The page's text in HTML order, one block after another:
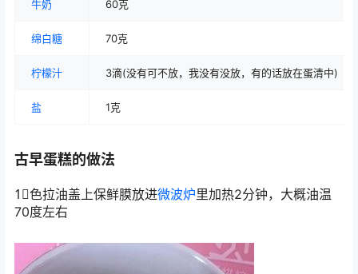
牛奶 60克
绵白糖 70克
柠檬汁 3滴(没有可不放，我没有没放，有的话放在蛋清中)
盐 1克
古早蛋糕的做法
1⃣️色拉油盖上保鲜膜放进微波炉里加热2分钟，大概油温
70度左右